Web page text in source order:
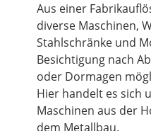
Aus einer
diverse Maschinen,
Stahlschränke und
Besichtigung nach
oder Dormagen
Hier handelt es sich
Maschinen aus der
dem Metallbau.